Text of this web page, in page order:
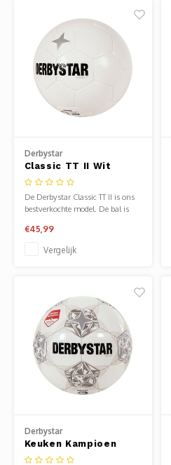
Derbystar
Classic TT II Wit
De Derbystar Classic TT II is ons
bestverkochte model. De bal is
en trainingsbal.
€45,99
Vergelijk
Derbystar
Keuken Kampioen
Divisie Replica 24/25